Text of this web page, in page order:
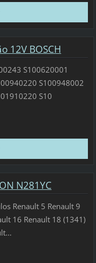
12V BOSCH
S100620001
S100948002
S10
N281YC
Renault 5 Renault 9
16 Renault 18 (1341)